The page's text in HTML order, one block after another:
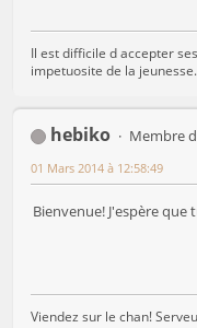
Il est difficile d accepter
impetuosite de la
hebiko Membre
01 Mars 2014 à 12:58:49
Bienvenue! J'espère que
Viendez sur le chan!